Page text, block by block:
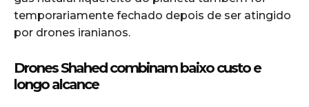
temporariamente fechado depois de ser atingido
por drones iranianos.
Drones Shahed combinam baixo custo e
longo alcance